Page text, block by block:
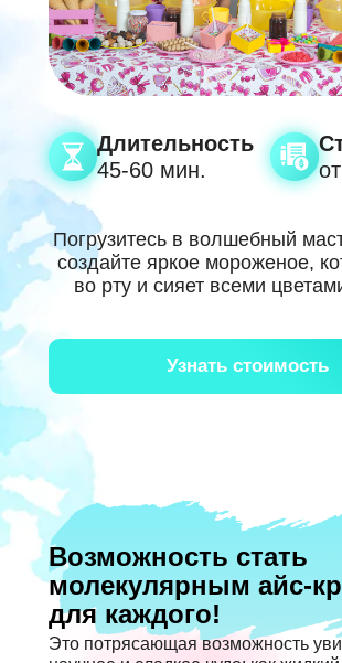
Погрузитесь в волшебный
создайте яркое мороженое,
во рту и сияет всеми
Длительность
45-60 мин.
Узнать стоимость
Возможность стать
молекулярным айс-
для каждого!
Это потрясающая возможность
Политики конфиденциальности
Получить идеи
Политики конфиденциальности
Получить идеи